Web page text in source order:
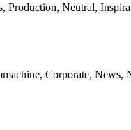
Production, Neutral,
Corporate, News,